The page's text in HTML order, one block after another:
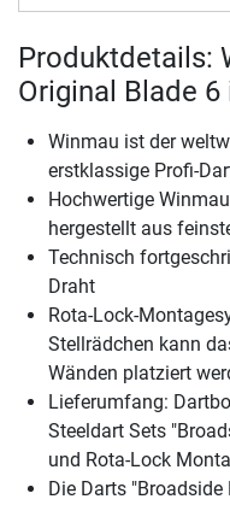
Produktdetails:
Original Blade
Winmau ist der
erstklassige Profi-
Hochwertige
hergestellt aus
Technisch
Draht
Rota-Lock-
Stellrädchen kann
Wänden platziert
Lieferumfang:
Steeldart Sets
und Rota-Lock
Die Darts